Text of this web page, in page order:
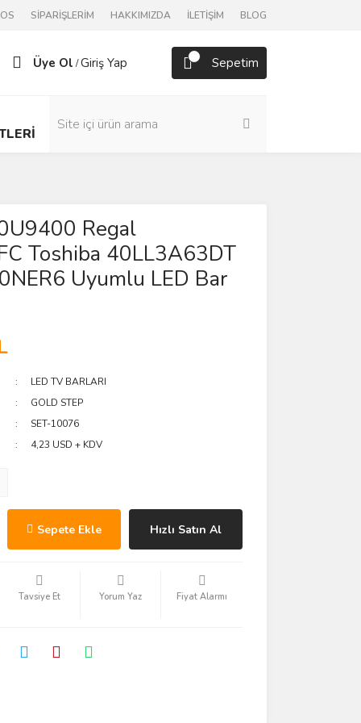
SİPARİŞLERİM HAKKIMIZDA İLETİŞİM BLOG
Üye Ol /Giriş Yap Sepetim
Regal
Toshiba 40LL3A63DT
Uyumlu LED Bar
LED TV BARLARI
GOLD STEP
SET-10076
4,23 USD + KDV
Sepete Ekle Hızlı Satın Al
Tavsiye Et Yorum Yaz Fiyat Alarmı